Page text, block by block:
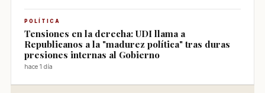
POLÍTICA
Tensiones en la derecha: UDI llama a
Republicanos a la "madurez política" tras duras
presiones internas al Gobierno
hace 1 día